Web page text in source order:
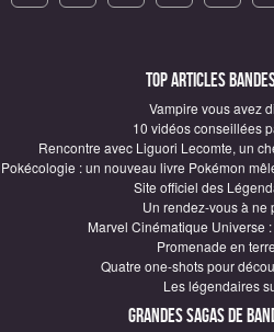
Top articles
Vampire vous avez
10 vidéos conseillées
Rencontre avec Liguori Lecomte, un
Pokécologie : un nouveau livre Pokémon
Site officiel des
Un rendez-vous à ne
Marvel Cinématique Universe
Promenade en
Quatre one-shots pour
Les légendaires
Grandes sagas de